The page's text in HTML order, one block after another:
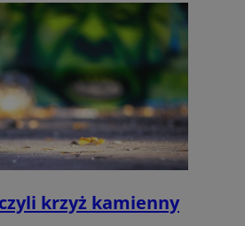
krzyż kamienny